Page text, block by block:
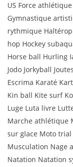
US Force
Gymnastique
rythmique
hop Hockey
Horse ball Hurling
Jodo Jorkyball
Escrima Karaté
Kin ball Kite surf
Luge Luta livre
Marche athlétique
sur glace Moto
Musculation Nage
Natation Natation